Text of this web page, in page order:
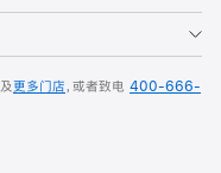
及更多门店，或者致电 400-666-